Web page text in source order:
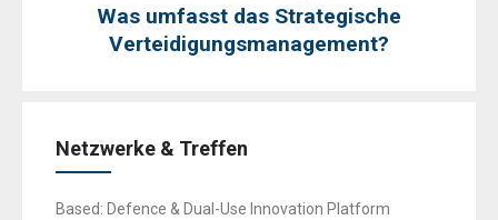
Was umfasst das Strategische
Verteidigungsmanagement?
Netzwerke & Treffen
Based: Defence & Dual-Use Innovation Platform